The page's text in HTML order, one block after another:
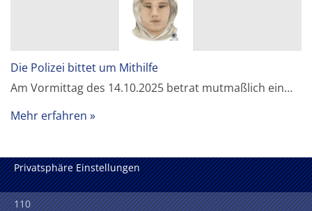
Die Polizei bittet um Mithilfe
Am Vormittag des 14.10.2025 betrat mutmaßlich ein…
Mehr erfahren
Privatsphäre Einstellungen
110